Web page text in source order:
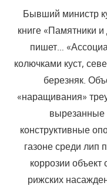
Бывший министр
книге «Памятники и
пишет…
колючками куст,
березняк.
«наращивания»
вырезанные
конструктивные
газоне среди лип
коррозии объект
рижских